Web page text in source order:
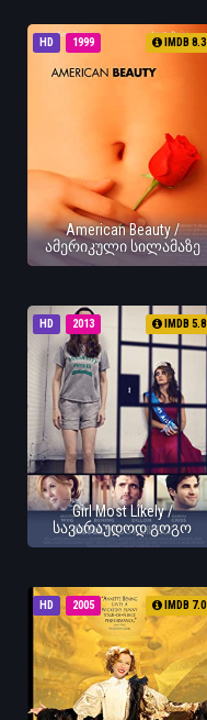
HD 1999 IMDB 8.3
American Beauty /
ამერიკული სილამაზე
HD 2013 IMDB 5.8
Girl Most Likely /
სავარაუდოდ გოგო
HD 2005 IMDB 7.0